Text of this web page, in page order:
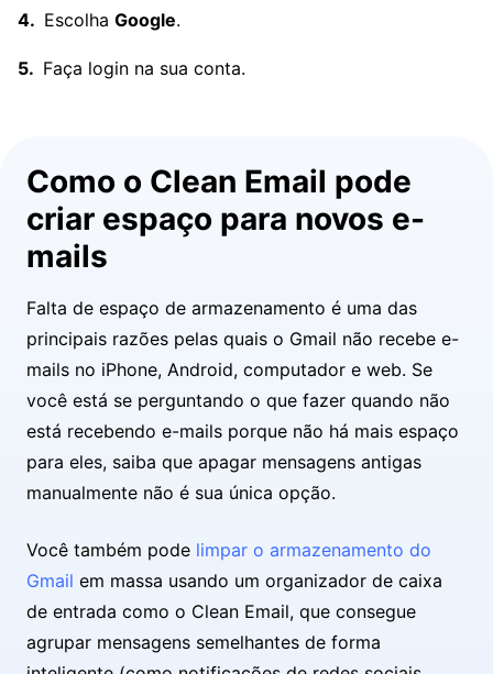
Escolha Google.
Faça login na sua conta.
Como o Clean Email pode
criar espaço para novos e-
mails
Falta de espaço de armazenamento é uma das
principais razões pelas quais o Gmail não recebe e-
mails no iPhone, Android, computador e web. Se
você está se perguntando o que fazer quando não
está recebendo e-mails porque não há mais espaço
para eles, saiba que apagar mensagens antigas
manualmente não é sua única opção.
Você também pode limpar o armazenamento do
Gmail em massa usando um organizador de caixa
de entrada como o Clean Email, que consegue
agrupar mensagens semelhantes de forma